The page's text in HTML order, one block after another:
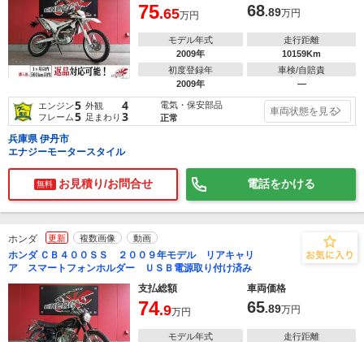
75.65万円 68.89万円
モデル年式
2009年
走行距離
10159Km
初度登録年
2009年
車検/自賠責
―
エンジン5 外観 4
フレーム5 足まわり 3
電気・保安部品
正常
車両状態を見る
兵庫県 伊丹市
エナジーモータースタイル
無料 お見積り/お問合せ 電話をかける
ホンダ 更新 複数画像 動画
ホンダ ＣＢ４００ＳＳ ２００９年モデル リアキャリ
ア スマートフォンホルダー ＵＳＢ電源取り付け済み
支払総額
車両価格
74.9万円 65.89万円
モデル年式
走行距離